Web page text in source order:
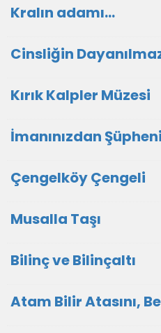
Kralın adamı...
Cinsliğin Dayanılmaz
Kırık Kalpler Müzesi
İmanınızdan
Çengelköy Çengeli
Musalla Taşı
Bilinç ve Bilinçaltı
Atam Bilir Atasını,